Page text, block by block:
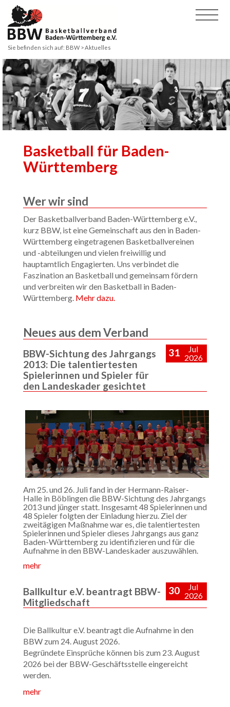
Sie befinden sich auf: BBW > Aktuelles
Basketball für Baden-
Württemberg
Wer wir sind
Der Basketballverband Baden-Württemberg e.V.,
kurz BBW, ist eine Gemeinschaft aus den in Baden-
Württemberg eingetragenen Basketballvereinen
und -abteilungen und vielen freiwillig und
hauptamtlich Engagierten. Uns verbindet die
Faszination an Basketball und gemeinsam fördern
und verbreiten wir den Basketball in Baden-
Württemberg. Mehr dazu.
Neues aus dem Verband
BBW-Sichtung des Jahrgangs
2013: Die talentiertesten
Spielerinnen und Spieler für
den Landeskader gesichtet
Am 25. und 26. Juli fand in der Hermann-Raiser-
Halle in Böblingen die BBW-Sichtung des Jahrgangs
2013 und jünger statt. Insgesamt 48 Spielerinnen und
48 Spieler folgten der Einladung hierzu. Ziel der
zweitägigen Maßnahme war es, die talentiertesten
Spielerinnen und Spieler dieses Jahrgangs aus ganz
Baden-Württemberg zu identifizieren und für die
Aufnahme in den BBW-Landeskader auszuwählen.
mehr
31
Jul
2026
Ballkultur e.V. beantragt BBW-
Mitgliedschaft
Die Ballkultur e.V. beantragt die Aufnahme in den
BBW zum 24. August 2026.
Begründete Einsprüche können bis zum 23. August
2026 bei der BBW-Geschäftsstelle eingereicht
werden.
mehr
30
Jul
2026